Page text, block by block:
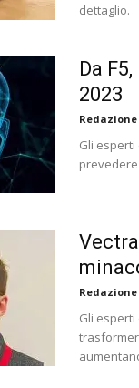
dettaglio.
Da
2023
Gli
Gli